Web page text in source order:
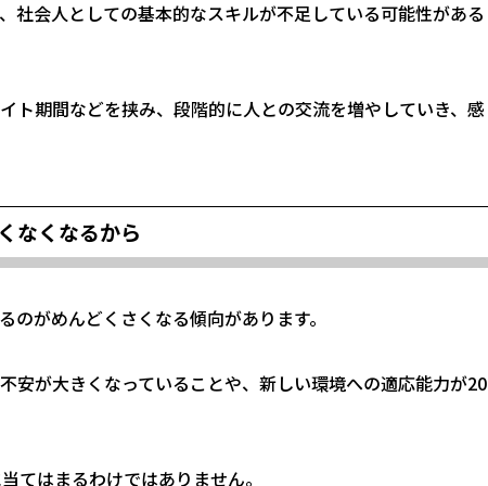
社会人としての基本的なスキルが不足している可能性がある
ト期間などを挟み、 段階的に人との交流を増やしていき、感
なくなるから
のがめんどくさくなる傾向があります。
安が大きくなっていることや、新しい環境への適応能力が20
てはまるわけではありません。